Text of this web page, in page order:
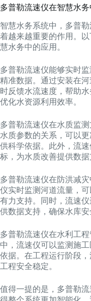
多普勒流速仪在智慧水
智慧水务系统中，多普
着越来越重要的作用。
慧水务中的应用。
多普勒流速仪能够实时
精准数据。通过安装在
时反馈水流速度，帮助
优化水资源利用效率。
多普勒流速仪在水质监
水质参数的关系，可以
供科学依据。此外，流
标，为水质改善提供数据
多普勒流速仪在防洪减
仪实时监测河道流量，
有力支持。同时，流速
供数据支持，确保水库安
多普勒流速仪在水利工
中，流速仪可以监测施
依据。在工程运行阶段
工程安全稳定。
值得一提的是，多普勒